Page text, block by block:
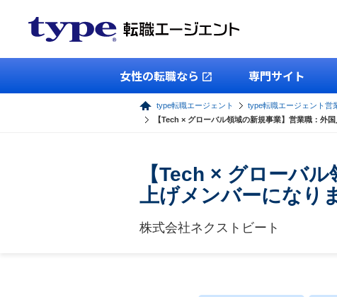
女性の転職なら 専門サイト
type転職エージェント type転職エージェント営
【Tech × グローバル領域の新規事業】営業職：外
【Tech × グローバ
上げメンバーになり
株式会社ネクストビート